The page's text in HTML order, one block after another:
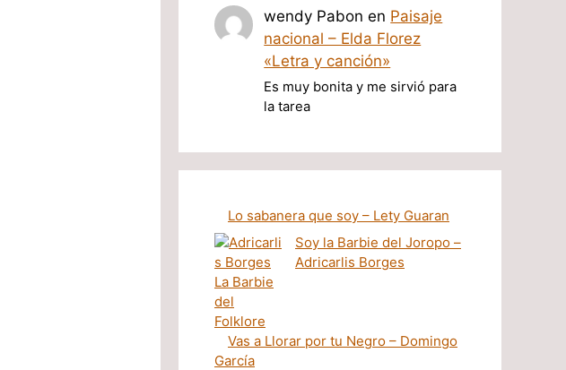
wendy Pabon en Paisaje
nacional – Elda Florez
«Letra y canción»
Es muy bonita y me sirvió para
la tarea
Lo sabanera que soy – Lety Guaran
Soy la Barbie del Joropo –
Adricarlis Borges
Vas a Llorar por tu Negro – Domingo
García